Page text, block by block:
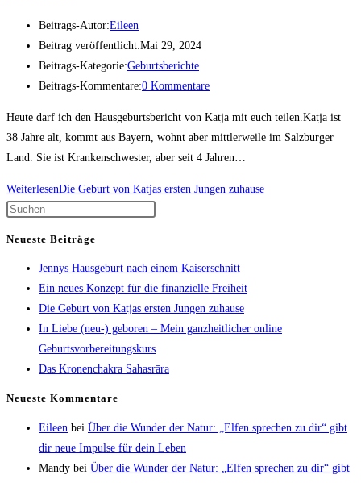
Beitrags-Autor:Eileen
Beitrag veröffentlicht:Mai 29, 2024
Beitrags-Kategorie:Geburtsberichte
Beitrags-Kommentare:0 Kommentare
Heute darf ich den Hausgeburtsbericht von Katja mit euch teilen.Katja ist
38 Jahre alt, kommt aus Bayern, wohnt aber mittlerweile im Salzburger
Land. Sie ist Krankenschwester, aber seit 4 Jahren…
WeiterlesenDie Geburt von Katjas ersten Jungen zuhause
Neueste Beiträge
Jennys Hausgeburt nach einem Kaiserschnitt
Ein neues Konzept für die finanzielle Freiheit
Die Geburt von Katjas ersten Jungen zuhause
In Liebe (neu-) geboren – Mein ganzheitlicher online
Geburtsvorbereitungskurs
Das Kronenchakra Sahasrāra
Neueste Kommentare
Eileen bei Über die Wunder der Natur: „Elfen sprechen zu dir“ gibt
dir neue Impulse für dein Leben
Mandy bei Über die Wunder der Natur: „Elfen sprechen zu dir“ gibt